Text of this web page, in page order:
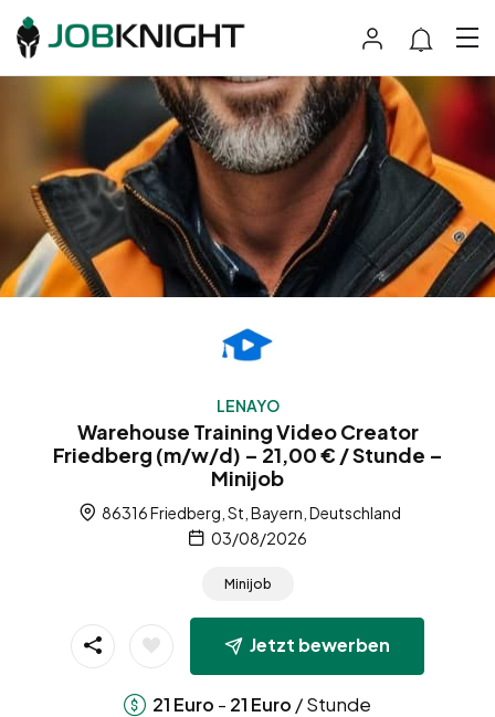
LENAYO
Warehouse Training Video Creator
Friedberg (m/w/d) – 21,00 € / Stunde –
Minijob
86316 Friedberg, St, Bayern, Deutschland
03/08/2026
Minijob
Jetzt bewerben
21 Euro - 21 Euro / Stunde